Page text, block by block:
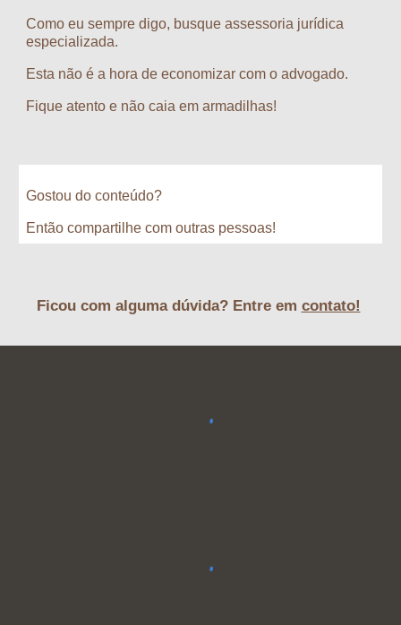
Como eu sempre digo, busque assessoria jurídica
especializada.
Esta não é a hora de economizar com o advogado.
Fique atento e não caia em armadilhas!
Gostou do conteúdo?
Então compartilhe com outras pessoas!
Ficou com alguma dúvida? Entre em contato!